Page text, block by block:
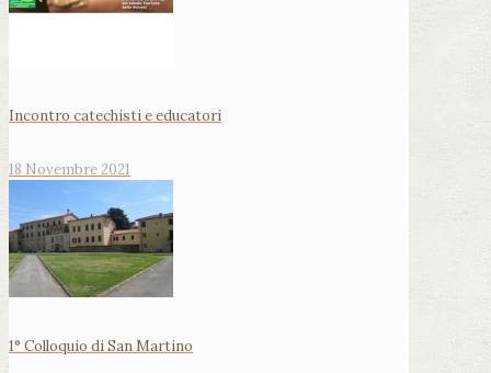
Incontro catechisti e educatori
18 Novembre 2021
1° Colloquio di San Martino